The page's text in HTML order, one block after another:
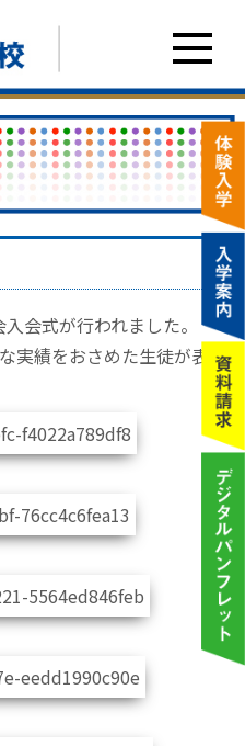
会式が行われました。
実績をおさめた生徒が表彰